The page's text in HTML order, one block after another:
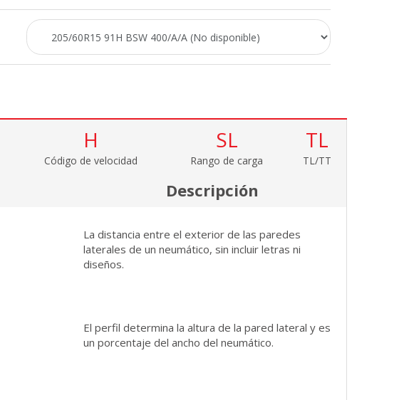
H
Código de velocidad
SL
Rango de carga
TL
TL/TT
Descripción
La distancia entre el exterior de las paredes
laterales de un neumático, sin incluir letras ni
diseños.
El perfil determina la altura de la pared lateral y es
un porcentaje del ancho del neumático.